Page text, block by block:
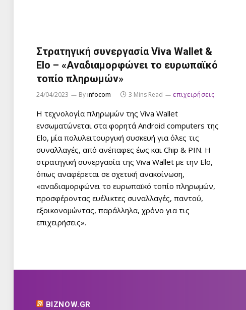
Στρατηγική συνεργασία Viva Wallet &
Elo – «Αναδιαμορφώνει το ευρωπαϊκό
τοπίο πληρωμών»
24/04/2023 Byinfocom 3 Mins Read επιχειρήσεις
Η τεχνολογία πληρωμών της Viva Wallet
ενσωματώνεται στα φορητά Android computers της
Elo, μία πολυλειτουργική συσκευή για όλες τις
συναλλαγές, από ανέπαφες έως και Chip & PIN. Η
στρατηγική συνεργασία της Viva Wallet με την Elo,
όπως αναφέρεται σε σχετική ανακοίνωση,
«αναδιαμορφώνει το ευρωπαϊκό τοπίο πληρωμών,
προσφέροντας ευέλικτες συναλλαγές, παντού,
εξοικονομώντας, παράλληλα, χρόνο για τις
επιχειρήσεις».
BIZNOW.GR